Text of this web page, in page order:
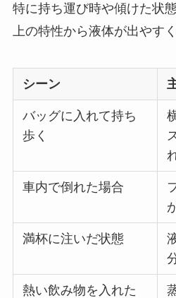
特に持ち運び時や傾けた状
上の特性から液体が出やす
シーン
バッグに入れて持ち
歩く
車内で倒れた場合
満杯に注いだ状態
熱い飲み物を入れた